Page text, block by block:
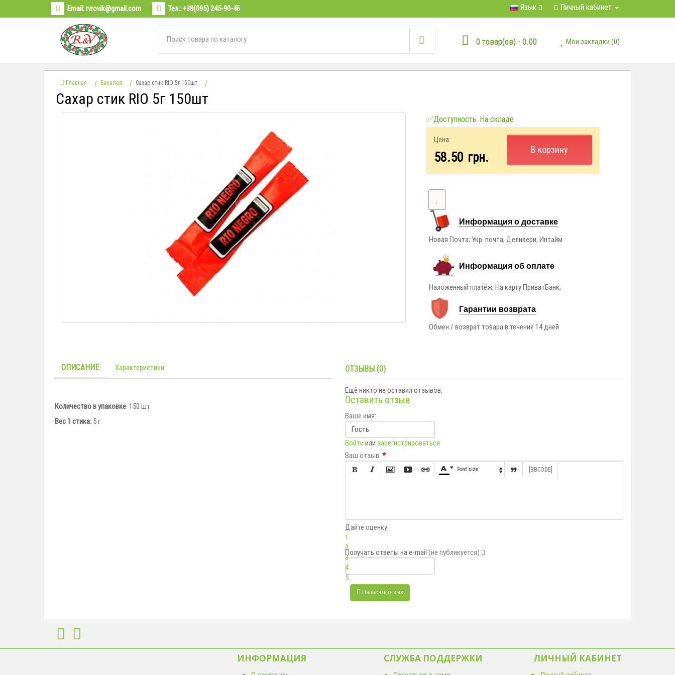
Email:rvrovik@gmail.com Тел.:+38(095) 245-90-46 Язык Личный кабинет
0 товар(ов) - 0.00 Мои закладки (0)
Главная Бакалея Сахар стик RIO 5г 150шт
Сахар стик RIO 5г 150шт
✅Доступность: На складе
Цена:
58.50 грн.
В корзину
Информация о доставке
Новая Почта; Укр. почта; Деливери; Интайм
Информация об оплате
Наложенный платёж; На карту ПриватБанк;
Гарантии возврата
Обмен / возврат товара в течение 14 дней
ОПИСАНИЕ Характеристики
Количество в упаковке: 150 шт
Вес 1 стика: 5 г
ОТЗЫВЫ (0)
Ещё никто не оставил отзывов.
Оставить отзыв
Ваше имя:
Войти или зарегистрироваться
Ваш отзыв: *

      Font size   [BBCODE]
Дайте оценку:
1
2
3
4
5
Получать ответы на e-mail (не публикуется)
Написать отзыв
ИНФОРМАЦИЯ СЛУЖБА ПОДДЕРЖКИ ЛИЧНЫЙ КАБИНЕТ